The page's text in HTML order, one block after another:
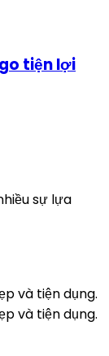
tiện lợi
sự lựa